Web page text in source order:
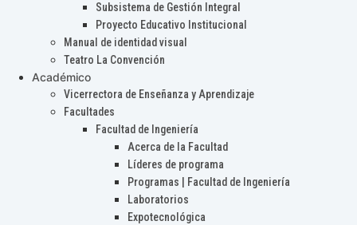
Subsistema de Gestión Integral
Proyecto Educativo Institucional
Manual de identidad visual
Teatro La Convención
Académico
Vicerrectora de Enseñanza y Aprendizaje
Facultades
Facultad de Ingeniería
Acerca de la Facultad
Líderes de programa
Programas | Facultad de Ingeniería
Laboratorios
Expotecnológica